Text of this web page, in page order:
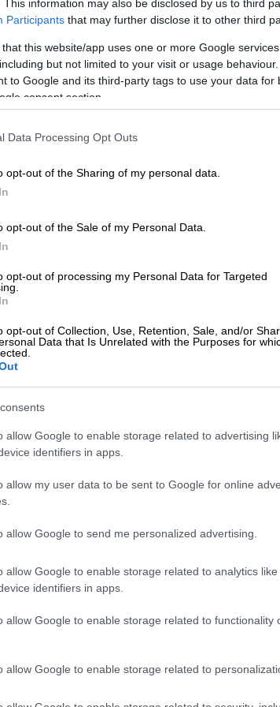
This information may also be disclosed by us to third
Participants that may further disclose it to other third
that this website/app uses one or more Google
but not limited to your visit or usage
to Google and its third-party tags to use your data for
consent section.
Data Processing Opt Outs
opt-out of the Sharing of my personal data.
opt-out of the Sale of my Personal Data.
opt-out of processing my Personal Data for Targeted
opt-out of Collection, Use, Retention, Sale, and/or
Data that Is Unrelated with the Purposes for
allow Google to enable storage related to advertising
identifiers in apps.
allow my user data to be sent to Google for online
allow Google to send me personalized advertising.
allow Google to enable storage related to analytics
identifiers in apps.
allow Google to enable storage related to functionality
allow Google to enable storage related to
Οικονομία|20.10.2023 23:10
O Standard & Poor's έδωσε
επενδυτική βαθμίδα -
Μητσοτάκης:
συνεχίσουμε τις
αξιόχρεο της Ελλάδας στο ΒΒΒ-
ΒΒ+ και είναι ο δεύτερος από
τέσσερις μεγάλους που
προηγηθεί ο DBRS τον
Οικονομία|20.10.2023 23:00
inclusive» - Ελλάδα ψηφίζουν
πιο γερά πορτοφόλια
μας το 2022, επέλεξαν να κάνουν
διακοπές all inclusive
Ρωσικό δικαστήριο
παραταθεί η κράτηση
ρωσοαμερικανίδας
δημοσιογράφου
Η Κουρμάσεβα συνελήφθη αυτή
κρατείται στη Ρωσία